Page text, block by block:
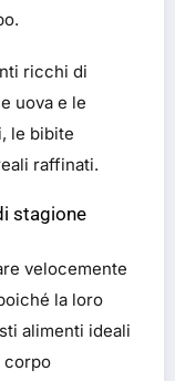
ricchi di
uova e le
le bibite
raffinati.
stagione
velocemente
la loro
alimenti ideali
corpo